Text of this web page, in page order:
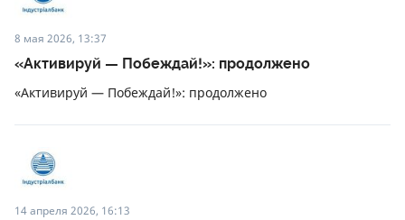
8 мая 2026, 13:37
«Активируй — Побеждай!»: продолжено
«Активируй — Побеждай!»: продолжено
14 апреля 2026, 16:13